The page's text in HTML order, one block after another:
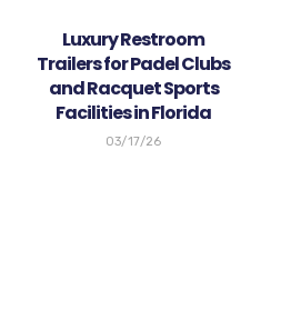
Luxury Restroom
Trailers for Padel Clubs
and Racquet Sports
Facilities in Florida
03/17/26